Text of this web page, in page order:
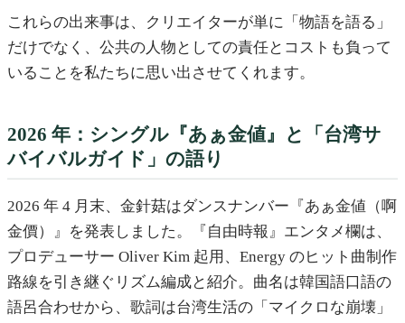
これらの出来事は、クリエイターが単に「物語を語る」
だけでなく、公共の人物としての責任とコストも負って
いることを私たちに思い出させてくれます。
2026 年：シングル『あぁ金値』と「台湾サ
バイバルガイド」の語り
2026 年 4 月末、金針菇はダンスナンバー『あぁ金値（啊
金價）』を発表しました。『自由時報』エンタメ欄は、
プロデューサー Oliver Kim 起用、Energy のヒット曲制作
路線を引き継ぐリズム編成と紹介。曲名は韓国語口語の
語呂合わせから、歌詞は台湾生活の「マイクロな崩壊」